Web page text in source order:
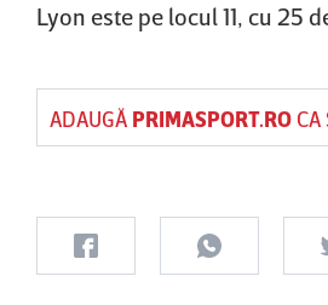
Lyon este pe locul 11, cu 25
ADAUGĂ PRIMASPORT.ROCA